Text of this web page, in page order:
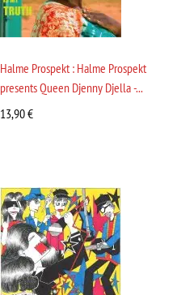
Halme Prospekt : Halme Prospekt
presents Queen Djenny Djella -...
13,90€